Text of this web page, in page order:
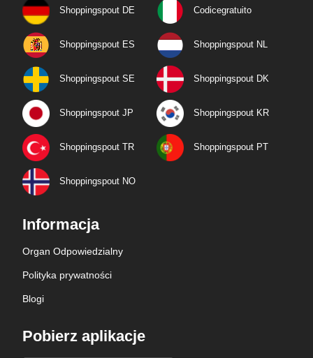
Shoppingspout DE Codicegratuito
Shoppingspout ES Shoppingspout NL
Shoppingspout SE Shoppingspout DK
Shoppingspout JP Shoppingspout KR
Shoppingspout TR Shoppingspout PT
Shoppingspout NO
Informacja
Organ Odpowiedzialny
Polityka prywatności
Blogi
Pobierz aplikacje